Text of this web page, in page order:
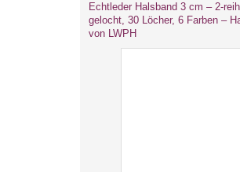
Echtleder Halsband 3 cm – 2-
gelocht, 30 Löcher, 6 Farben –
von LWPH